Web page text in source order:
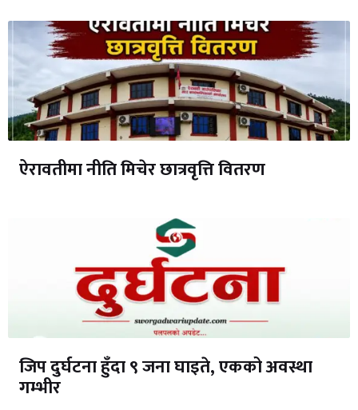
ऐरावतीमा नीति मिचेर छात्रवृत्ति वितरण
जिप दुर्घटना हुँदा ९ जना घाइते, एकको अवस्था
गम्भीर